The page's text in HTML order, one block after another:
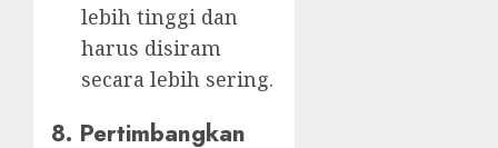
lebih tinggi dan
harus disiram
secara lebih sering.
8. Pertimbangkan